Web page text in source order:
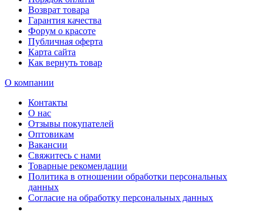
Возврат товара
Гарантия качества
Форум о красоте
Публичная оферта
Карта сайта
Как вернуть товар
О компании
Контакты
О нас
Отзывы покупателей
Оптовикам
Вакансии
Свяжитесь с нами
Товарные рекомендации
Политика в отношении обработки персональных
данных
Согласие на обработку персональных данных